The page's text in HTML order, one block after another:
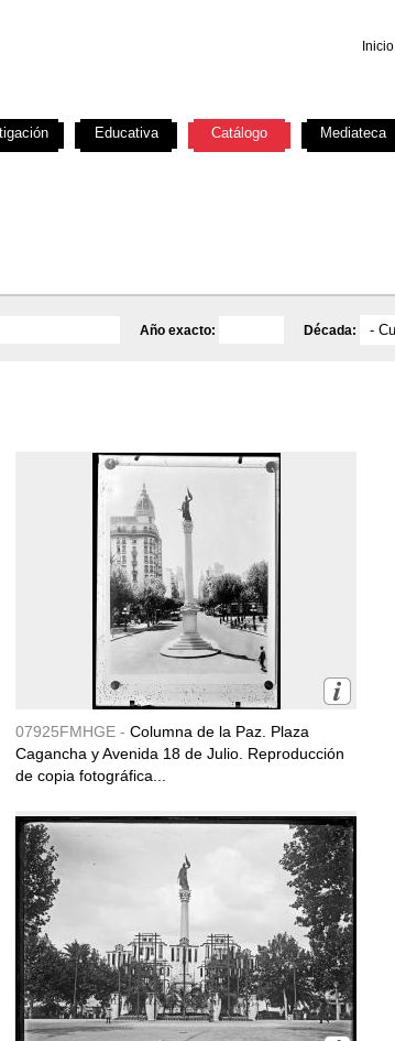
Inicio
Año exacto: Década:
07925FMHGE - Columna de la Paz. Plaza
Cagancha y Avenida 18 de Julio. Reproducción
de copia fotográfica...
Educativa Catálogo Mediateca